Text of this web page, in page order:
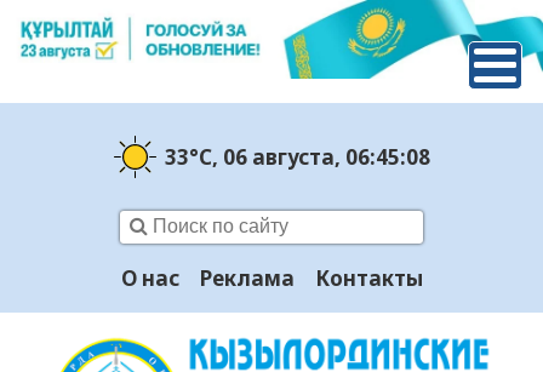
33°C, 06 августа, 06:45:09
О нас Реклама Контакты